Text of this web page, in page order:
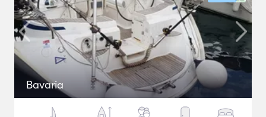
Bavaria